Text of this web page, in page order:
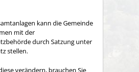
kann die Gemeinde
mit der
durch Satzung unter
stellen.
verändern, brauchen Sie